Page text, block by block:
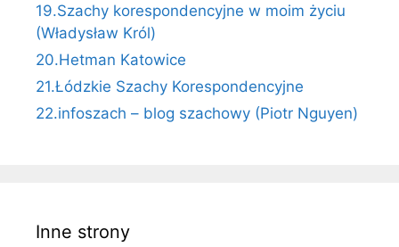
19.Szachy korespondencyjne w moim życiu
(Władysław Król)
20.Hetman Katowice
21.Łódzkie Szachy Korespondencyjne
22.infoszach – blog szachowy (Piotr Nguyen)
Inne strony